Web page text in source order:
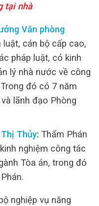
tại nhà
Văn phòng
luật, cán bộ cấp cao,
pháp luật, có kinh
lý nhà nước về công
đó có 7 năm
lãnh đạo Phòng
Thủy: Thẩm Phán
nghiệm công tác
Tòa án, trong đó
nghiệp vụ năng